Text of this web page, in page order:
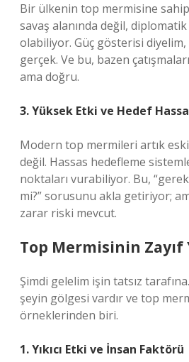
Bir ülkenin top mermisine sahip
savaş alanında değil,
olabiliyor. Güç gösterisi
gerçek. Ve bu, bazen
ama doğru.
3. Yüksek Etki ve Hedef
Modern top mermileri artık
değil. Hassas hedefleme
noktaları vurabiliyor. Bu,
mi?” sorusunu akla getiriyor;
zarar riski mevcut.
Top Mermisinin Zayıf
Şimdi gelelim işin tatsız
şeyin gölgesi vardır ve top
örneklerinden biri.
1. Yıkıcı Etki ve İnsan Faktörü